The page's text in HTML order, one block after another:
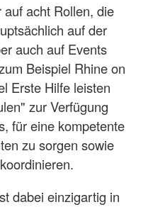
acht Rollen, die
auf der
auch auf Events
Beispiel Rhine on
Erste Hilfe leisten
zur Verfügung
für eine kompetente
zu sorgen sowie
dabei einzigartig in